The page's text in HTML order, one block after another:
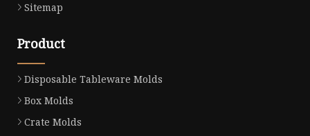
Sitemap
Product
Disposable Tableware Molds
Box Molds
Crate Molds